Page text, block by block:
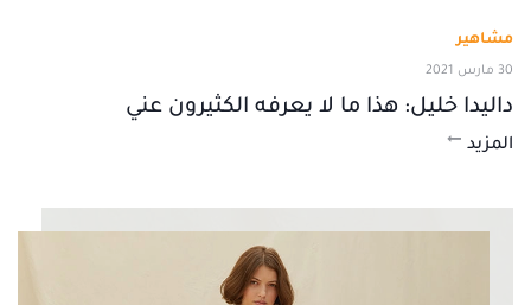
مشاهير
30 مارس 2021
داليدا خليل: هذا ما لا يعرفه الكثيرون عني
المزيد